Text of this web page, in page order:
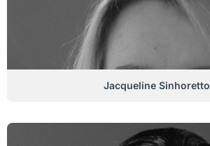
Jacqueline Sinhoretto